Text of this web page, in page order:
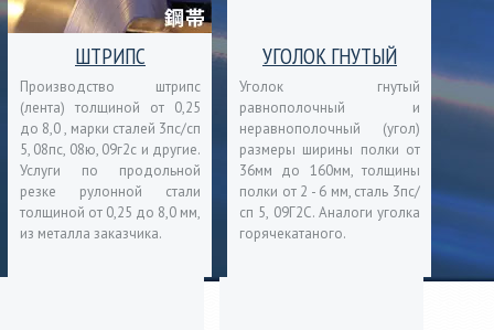
ШТРИПС
Производство штрипс
(лента) толщиной от 0,25
до 8,0 , марки сталей 3пс/сп
5, 08пс, 08ю, 09г2с и другие.
Услуги по продольной
резке рулонной стали
толщиной от 0,25 до 8,0 мм,
из металла заказчика.
УГОЛОК ГНУТЫЙ
Уголок гнутый
равнополочный и
неравнополочный (угол)
размеры ширины полки от
36мм до 160мм, толщины
полки от 2 - 6 мм, сталь 3пс/
сп 5, 09Г2С. Аналоги уголка
горячекатаного.